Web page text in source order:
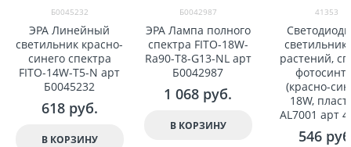
Б0045232
ЭРА Линейный
светильник красно-
синего спектра
FITO-14W-Т5-N арт
Б0045232
618 руб.
В КОРЗИНУ
Б0042987
ЭРА Лампа полного
спектра FITO-18W-
Ra90-Т8-G13-NL арт
Б0042987
1 068 руб.
В КОРЗИНУ
41353
светильник
растений,
(красно-
18W,
AL7001 арт
546